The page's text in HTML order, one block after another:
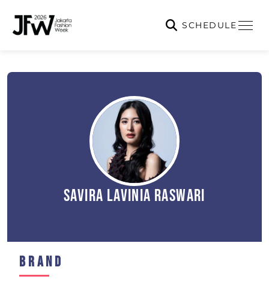
SCHEDULE
Savira Lavinia Raswari
Brand